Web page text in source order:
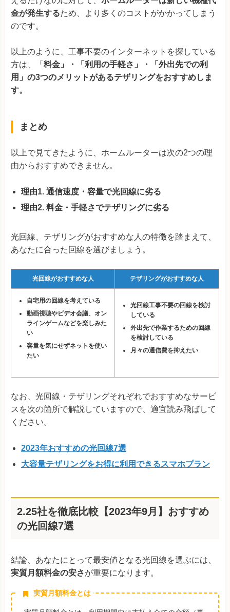
金が発生するため、より多くのコストがかかってしまう
のです。
以上のように、工事不要のインターネットを探している
方は、「 料金」・「利用の手軽さ」
・「外出先での利
用」の3つのメリットがあるテザリングをおすすめしま
す。
まとめ
以上で見てきたように、ホームルーターは次の2つの理
由からおすすめできません。
理由1. 通信速度・容量で光回線に劣る
理由2. 料金・手軽さでテザリングに劣る
光回線、テザリングがおすすめな人の特徴を踏まえて、
あなたに合った回線を選びましょう。
光回線がおすすめな人 テザリングがおすすめな人
自宅用の回線を考えている
動画視聴やビデオ会議、オン
ラインゲームなどを楽しみた
い
容量を気にせずネットを使い
たい
光回線工事不要の回線を検討
している
外出先で作業するための回線
を検討している
月々の通信費を抑えたい
なお、光回線・テザリングそれぞれでおすすめなサービ
スを次の箇所で解説していますので、適宜読み飛ばして
ください。
2023年おすすめの光回線7選
大容量テザリングをお得に利用できるスマホプラン
2.25社を徹底比較【2023年9月】おすすめ
の光回線7選
結論、あなたにとって最安値となる光回線を選ぶには、
実質月額料金の安さが重要になります。
実質月額料金とは